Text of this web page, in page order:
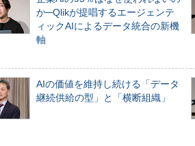
か─Qlikが提唱するエージェンテ
ィックAIによるデータ統合の新機
軸
AIの価値を維持し続ける「データ
継続供給の型」と「横断組織」